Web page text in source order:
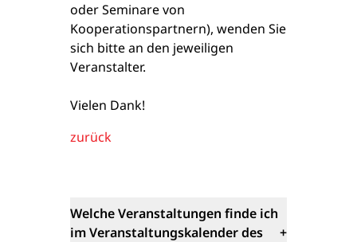
oder Seminare von
Kooperationspartnern), wenden Sie
sich bitte an den jeweiligen
Veranstalter.
Vielen Dank!
zurück
Welche Veranstaltungen finde ich
im Veranstaltungskalender des
+